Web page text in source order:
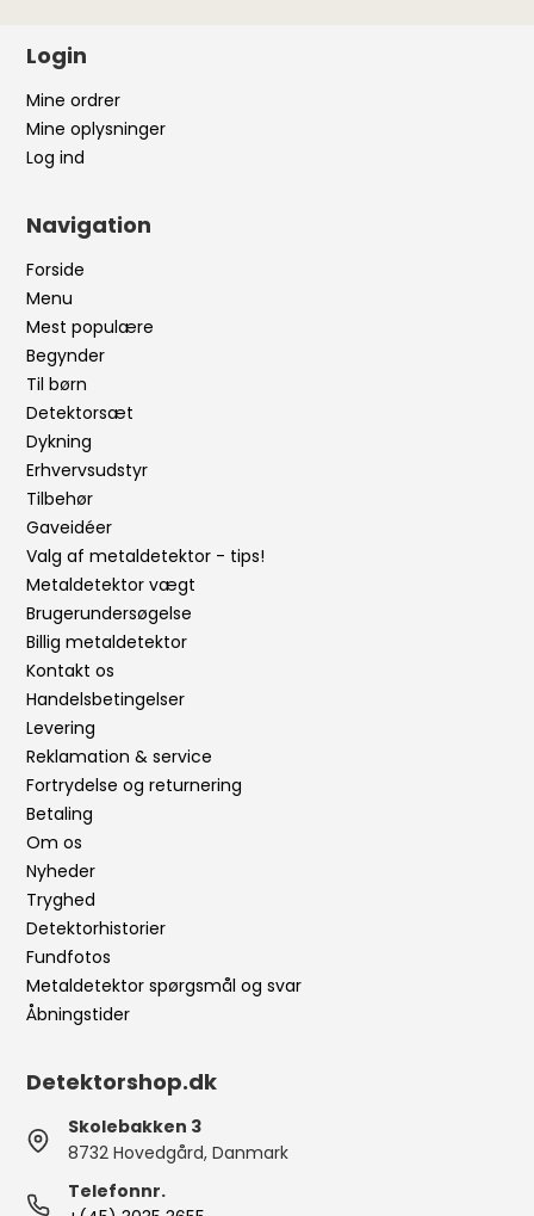
Login
Mine ordrer
Mine oplysninger
Log ind
Navigation
Forside
Menu
Mest populære
Begynder
Til børn
Detektorsæt
Dykning
Erhvervsudstyr
Tilbehør
Gaveidéer
Valg af metaldetektor - tips!
Metaldetektor vægt
Brugerundersøgelse
Billig metaldetektor
Kontakt os
Handelsbetingelser
Levering
Reklamation & service
Fortrydelse og returnering
Betaling
Om os
Nyheder
Tryghed
Detektorhistorier
Fundfotos
Metaldetektor spørgsmål og svar
Åbningstider
Detektorshop.dk
Skolebakken 3
8732 Hovedgård, Danmark
Telefonnr.